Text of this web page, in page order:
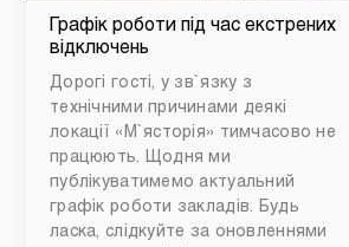
Графік роботи під час екстрених
відключень
Дорогі гості, у зв`язку з
технічними причинами деякі
локації «М`ясторія» тимчасово не
працюють. Щодня ми
публікуватимемо актуальний
графік роботи закладів. Будь
ласка, слідкуйте за оновленнями